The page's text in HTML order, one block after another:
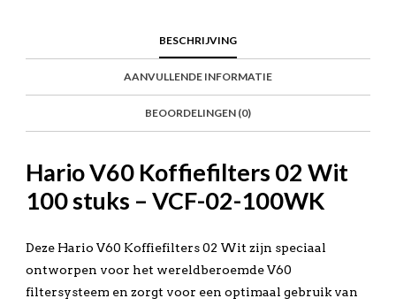
BESCHRIJVING
AANVULLENDE INFORMATIE
BEOORDELINGEN (0)
Hario V60 Koffiefilters 02 Wit
100 stuks – VCF-02-100WK
Deze Hario V60 Koffiefilters 02 Wit zijn speciaal
ontworpen voor het wereldberoemde V60
filtersysteem en zorgt voor een optimaal gebruik van